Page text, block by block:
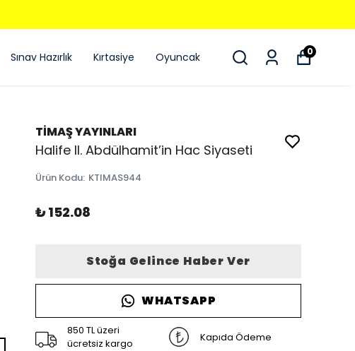
Sınav Hazırlık Kırtasiye Oyuncak 0
TİMAŞ YAYINLARI
Halife II. Abdülhamit’in Hac Siyaseti
Ürün Kodu: KTIMAS944
₺ 152.08
Stoğa Gelince Haber Ver
WHATSAPP
850 TL üzeri
ücretsiz kargo
Kapıda Ödeme